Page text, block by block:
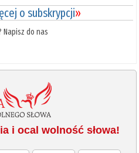
o subskrypcji»
do nas
i ocal wolność słowa!